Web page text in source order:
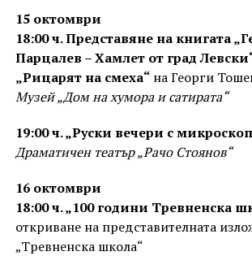
15 октомври
18:00 ч. Представяне на книгата
Парцалев – Хамлет от град
„Рицарят на смеха“на Георги
Музей „Дом на хумора и сатирата“
19:00 ч. „Руски вечери с
Драматичен театър „Рачо Стоянов“
16 октомври
18:00 ч. „100 години Тревненска
откриване на представителната
„Тревненска школа“